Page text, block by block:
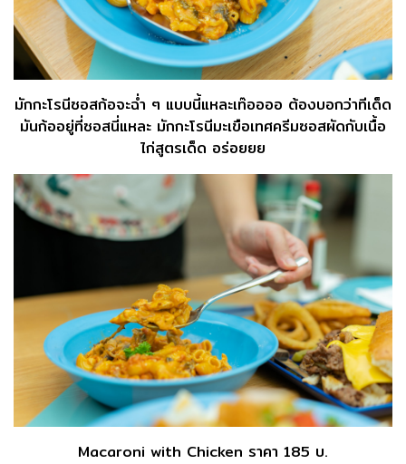
มักกะโรนีซอสก้อจะฉ่ำ ๆ แบบนี้แหละเท๊ออออ ต้องบอกว่าทีเด็ด
มันก้ออยู่ที่ซอสนี่แหละ มักกะโรนีมะเขือเทศครีมซอสผัดกับเนื้อ
ไก่สูตรเด็ด อร่อยยย
Macaroni with Chicken ราคา 185 บ.